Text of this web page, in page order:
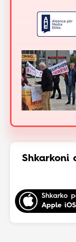
Shkarkoni
Shkarko
Apple iOS